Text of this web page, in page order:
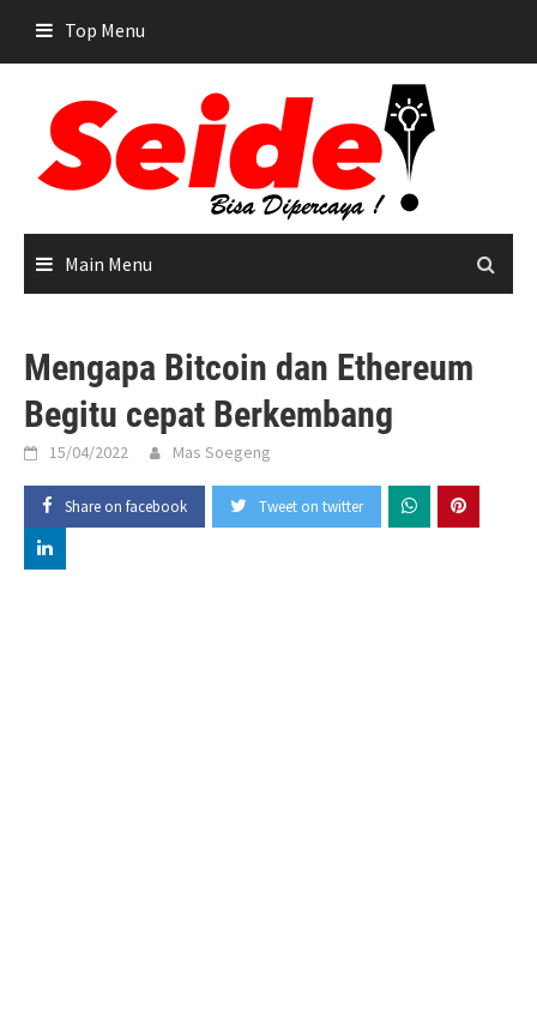
content
Top Menu
Main Menu
Mengapa Bitcoin dan Ethereum
Begitu cepat Berkembang
15/04/2022 Mas Soegeng
Share on facebook Tweet on twitter